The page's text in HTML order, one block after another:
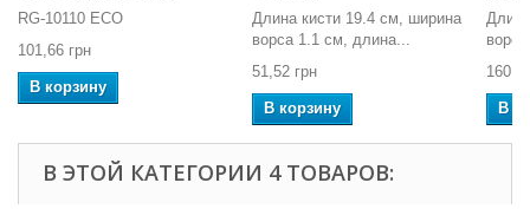
RG-10110 ECO
101,66 грн
В корзину
Длина кисти 19.4 см, ширина
ворса 1.1 см, длина...
51,52 грн
В корзину В
В ЭТОЙ КАТЕГОРИИ 4 ТОВАРОВ: